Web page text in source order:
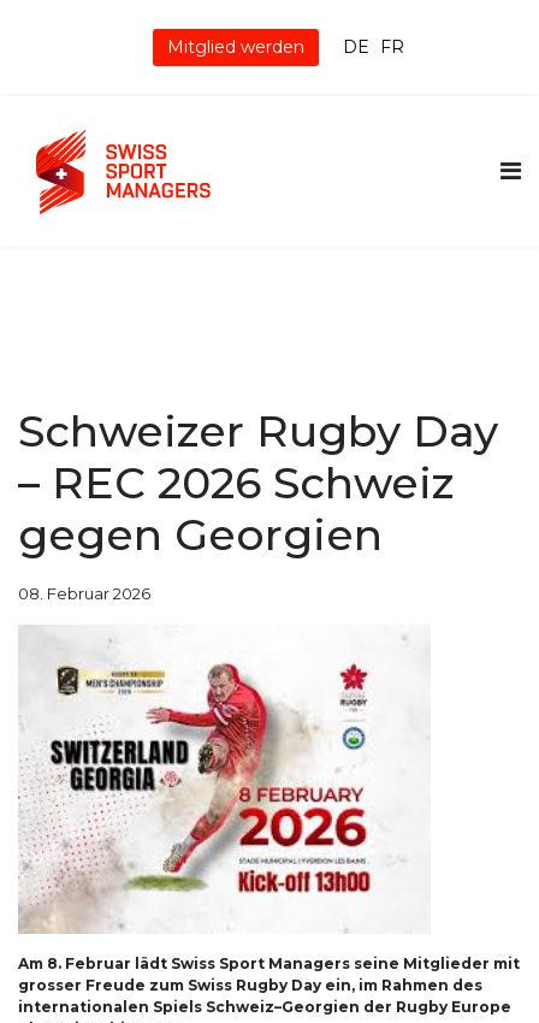
Mitglied werden DE FR
Schweizer Rugby Day
– REC 2026 Schweiz
gegen Georgien
08. Februar 2026
Am 8. Februar lädt Swiss Sport Managers seine Mitglieder mit
grosser Freude zum Swiss Rugby Day ein, im Rahmen des
internationalen Spiels Schweiz–Georgien der Rugby Europe